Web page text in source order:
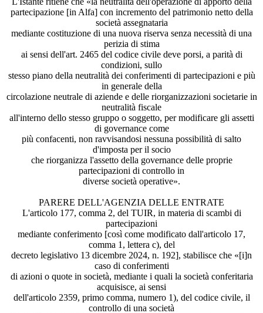
partecipazione [in Alfa] con incremento del patrimonio netto della
società assegnataria
mediante costituzione di una nuova riserva senza necessità di una
perizia di stima
ai sensi dell'art. 2465 del codice civile deve porsi, a parità di
condizioni, sullo
stesso piano della neutralità dei conferimenti di partecipazioni e più
in generale della
circolazione neutrale di aziende e delle riorganizzazioni societarie in
neutralità fiscale
all'interno dello stesso gruppo o soggetto, per modificare gli assetti
di governance come
più confacenti, non ravvisandosi nessuna possibilità di salto
d'imposta per il socio
che riorganizza l'assetto della governance delle proprie
partecipazioni di controllo in
diverse società operative».
PARERE DELL'AGENZIA DELLE ENTRATE
L'articolo 177, comma 2, del TUIR, in materia di scambi di
partecipazioni
mediante conferimento [così come modificato dall'articolo 17,
comma 1, lettera c), del
decreto legislativo 13 dicembre 2024, n. 192], stabilisce che «[i]n
caso di conferimenti
di azioni o quote in società, mediante i quali la società conferitaria
acquisisce, ai sensi
dell'articolo 2359, primo comma, numero 1), del codice civile, il
controllo di una società